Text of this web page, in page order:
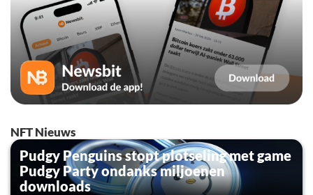
NFT Nieuws
Pudgy Penguins stopt plotseling met game
Pudgy Party ondanks miljoenen
downloads